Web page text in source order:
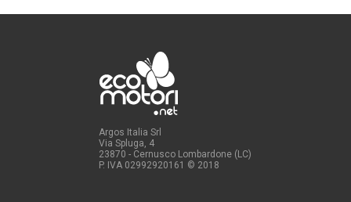
Argos Italia Srl
Via Spluga, 4
23870 - Cernusco Lombardone (LC)
P. IVA 02992920161 © 2018